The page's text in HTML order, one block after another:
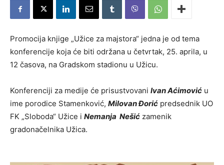
Promocija knjige „Užice za majstora“ jedna je od tema
konferencije koja će biti održana u četvrtak, 25. aprila, u
12 časova, na Gradskom stadionu u Užicu.
Konferenciji za medije će prisustvovani Ivan Aćimović u
ime porodice Stamenković, Milovan Đorić predsednik UO
FK „Sloboda“ Užice i Nemanja Nešić zamenik
gradonačelnika Užica.